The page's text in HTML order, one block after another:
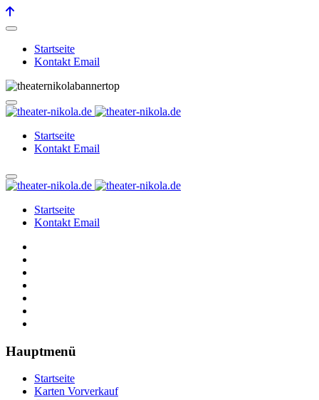
Startseite
Kontakt Email
Startseite
Kontakt Email
Startseite
Kontakt Email
Hauptmenü
Startseite
Karten Vorverkauf